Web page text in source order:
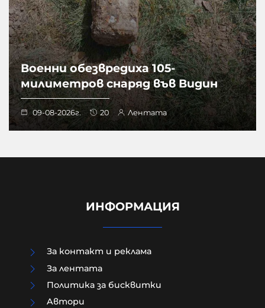
Военни обезвредиха 105-
милиметров снаряд във Видин
09-08-2026г. 20 Лентата
ИНФОРМАЦИЯ
За контакт и реклама
За лентата
Политика за бисквитки
Aвтори